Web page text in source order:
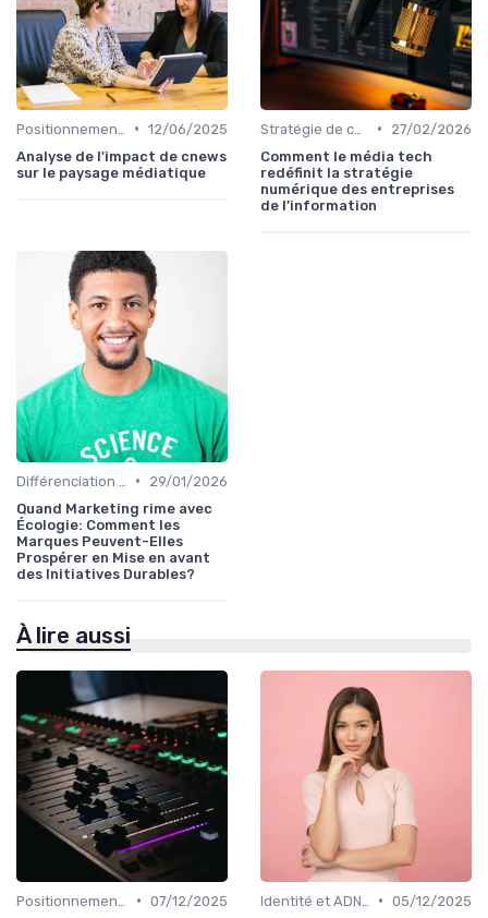
• 12/06/2025
Analyse de l'impact de cnews
sur le paysage médiatique
•
27/02/2026
Comment le média tech
redéfinit la stratégie
numérique des entreprises
de l’information
•
29/01/2026
Quand Marketing rime avec
Écologie: Comment les
Marques Peuvent-Elles
Prospérer en Mise en avant
des Initiatives Durables?
À lire aussi
• 07/12/2025
• 05/12/2025